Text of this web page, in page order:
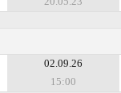
02.09.26
15:00